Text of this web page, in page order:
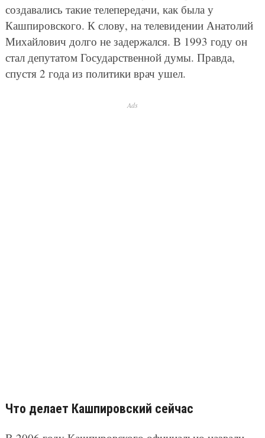
создавались такие телепередачи, как была у
Кашпировского. К слову, на телевидении Анатолий
Михайлович долго не задержался. В 1993 году он
стал депутатом Государственной думы. Правда,
спустя 2 года из политики врач ушел.
Ads
Что делает Кашпировский сейчас